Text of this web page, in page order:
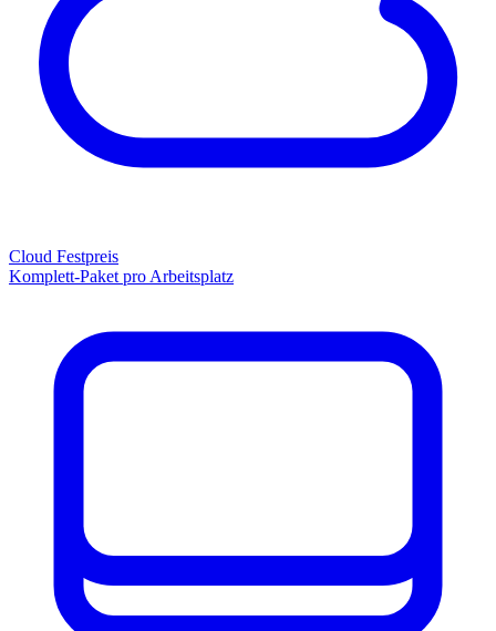
Cloud Festpreis
Komplett-Paket pro Arbeitsplatz